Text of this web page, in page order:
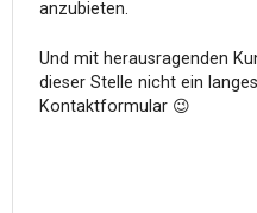
anzubieten.
Und mit herausragenden
dieser Stelle nicht ein
Kontaktformular 😉